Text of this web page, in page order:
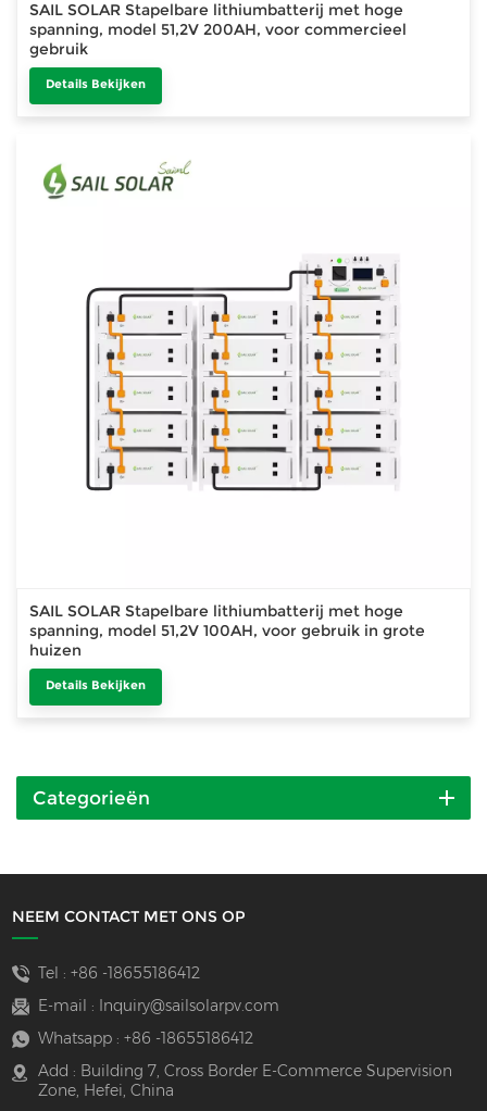
SAIL SOLAR Stapelbare lithiumbatterij met hoge
spanning, model 51,2V 200AH, voor commercieel
gebruik
Details Bekijken
SAIL SOLAR Stapelbare lithiumbatterij met hoge
spanning, model 51,2V 100AH, voor gebruik in grote
huizen
Details Bekijken
Categorieën
NEEM CONTACT MET ONS OP
Tel : +86 -18655186412
E-mail :
Inquiry@sailsolarpv.com
Whatsapp : +86 -18655186412
Add : Building 7, Cross Border E-Commerce Supervision
Zone, Hefei, China